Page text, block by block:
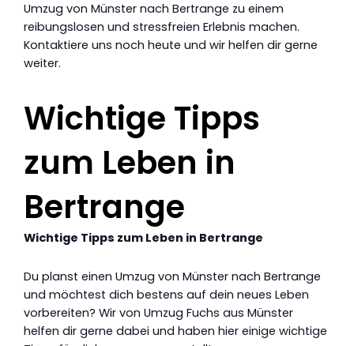
Umzug von Münster nach Bertrange zu einem
reibungslosen und stressfreien Erlebnis machen.
Kontaktiere uns noch heute und wir helfen dir gerne
weiter.
Wichtige Tipps
zum Leben in
Bertrange
Wichtige Tipps zum Leben in Bertrange
Du planst einen Umzug von Münster nach Bertrange
und möchtest dich bestens auf dein neues Leben
vorbereiten? Wir von Umzug Fuchs aus Münster
helfen dir gerne dabei und haben hier einige wichtige